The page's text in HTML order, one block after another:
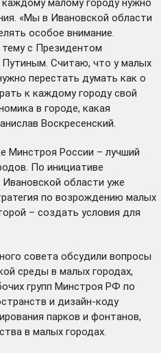
«Мы в Ивановской области
особое внимание.
с Президентом
Считаю, что у малых
перестать думать как о
к каждому городу свой
в городе, какая
Воскресенский.
Минстроя России – лучший
По инициативе
области уже
по возрождению малых
– создать условия для
совета обсудили вопросы
среды в малых городах,
групп Минстроя РФ по
и дизайн-коду
парков и фонтанов,
в малых городах.